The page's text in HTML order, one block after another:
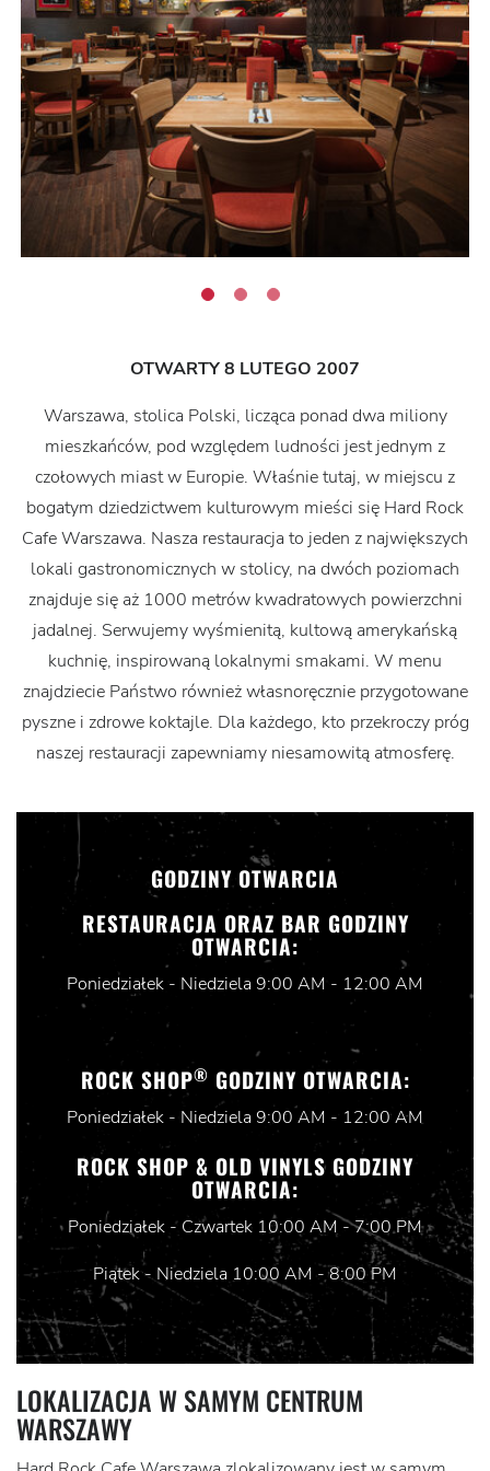
OTWARTY 8 LUTEGO 2007
Warszawa, stolica Polski, licząca ponad dwa miliony
mieszkańców, pod względem ludności jest jednym z
czołowych miast w Europie. Właśnie tutaj, w miejscu z
bogatym dziedzictwem kulturowym mieści się Hard Rock
Cafe Warszawa. Nasza restauracja to jeden z największych
lokali gastronomicznych w stolicy, na dwóch poziomach
znajduje się aż 1000 metrów kwadratowych powierzchni
jadalnej. Serwujemy wyśmienitą, kultową amerykańską
kuchnię, inspirowaną lokalnymi smakami. W menu
znajdziecie Państwo również własnoręcznie przygotowane
pyszne i zdrowe koktajle. Dla każdego, kto przekroczy próg
naszej restauracji zapewniamy niesamowitą atmosferę.
GODZINY OTWARCIA
RESTAURACJA ORAZ BAR GODZINY
OTWARCIA:
Poniedziałek - Niedziela 9:00 AM - 12:00 AM
ROCK SHOP® GODZINY OTWARCIA:
Poniedziałek - Niedziela 9:00 AM - 12:00 AM
ROCK SHOP & OLD VINYLS GODZINY
OTWARCIA:
Poniedziałek - Czwartek 10:00 AM - 7:00 PM
Piątek - Niedziela 10:00 AM - 8:00 PM
LOKALIZACJA W SAMYM CENTRUM
WARSZAWY